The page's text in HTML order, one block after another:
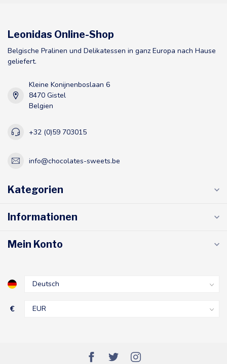
Leonidas Online-Shop
Belgische Pralinen und Delikatessen in ganz Europa nach Hause
geliefert.
Kleine Konijnenboslaan 6
8470 Gistel
Belgien
+32 (0)59 703015
info@chocolates-sweets.be
Kategorien
Informationen
Mein Konto
€